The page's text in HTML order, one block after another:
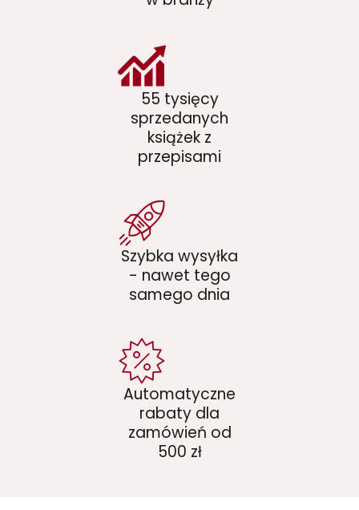
55 tysięcy
sprzedanych
książek z
przepisami
Szybka wysyłka
- nawet tego
samego dnia
Automatyczne
rabaty dla
zamówień od
500 zł